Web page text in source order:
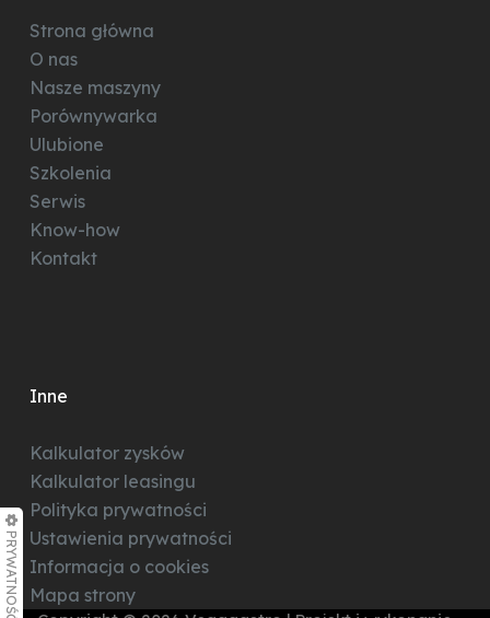
PRYWATNOŚĆ
Strona główna
O nas
Nasze maszyny
Porównywarka
Ulubione
Szkolenia
Serwis
Know-how
Kontakt
Inne
Kalkulator zysków
Kalkulator leasingu
Polityka prywatności
Ustawienia prywatności
Informacja o cookies
Mapa strony